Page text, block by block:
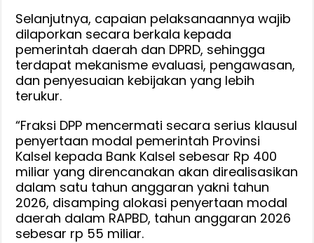
Selanjutnya, capaian pelaksanaannya wajib
dilaporkan secara berkala kepada
pemerintah daerah dan DPRD, sehingga
terdapat mekanisme evaluasi, pengawasan,
dan penyesuaian kebijakan yang lebih
terukur.
“Fraksi DPP mencermati secara serius klausul
penyertaan modal pemerintah Provinsi
Kalsel kepada Bank Kalsel sebesar Rp 400
miliar yang direncanakan akan direalisasikan
dalam satu tahun anggaran yakni tahun
2026, disamping alokasi penyertaan modal
daerah dalam RAPBD, tahun anggaran 2026
sebesar rp 55 miliar.